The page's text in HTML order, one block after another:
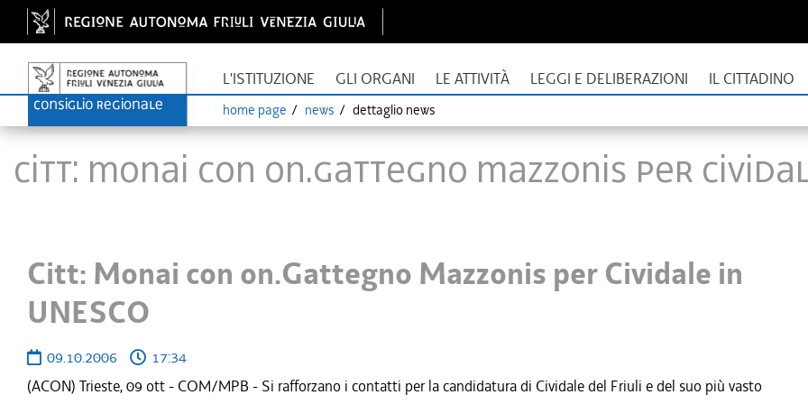
L'ISTITUZIONE GLI ORGANI LE ATTIVITÀ LEGGI E DELIBERAZIONI IL CITTADINO
home page news dettaglio news
Citt: Monai con on.Gattegno Mazzonis per
Citt: Monai con on.Gattegno Mazzonis per Cividale in
UNESCO
09.10.2006
17:34
(ACON) Trieste, 09 ott - COM/MPB - Si rafforzano i contatti per la candidatura di Cividale del Friuli e del suo più vasto